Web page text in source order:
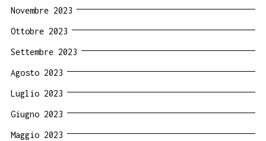
Novembre 2023
Ottobre 2023
Settembre 2023
Agosto 2023
Luglio 2023
Giugno 2023
Maggio 2023